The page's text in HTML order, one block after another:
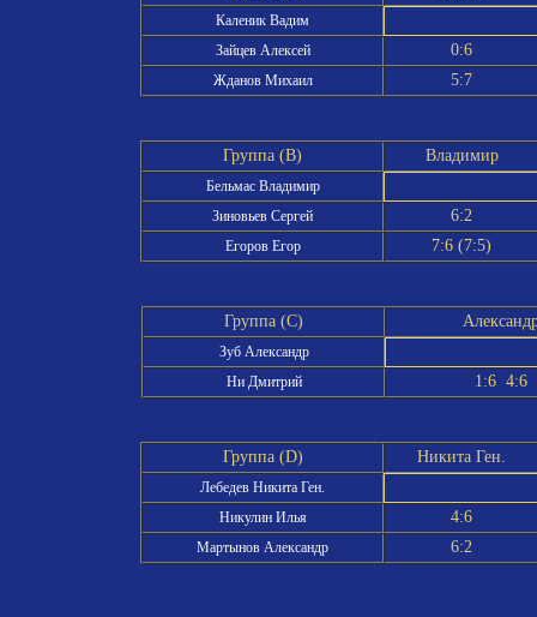
Каленик Вадим
Зайцев Алексей
0:6
Жданов Михаил 5:7
Группа (B) Владимир
Бельмас Владимир
Зиновьев Сергей
6:2
Егоров Егор 7:6 (7:5)
Группа (C)
Зуб Александр
Ни Дмитрий
1:6 4:6
Группа (D) Никита Ген.
Лебедев Никита Ген.
Никулин Илья
4:6
Мартынов Александр 6:2